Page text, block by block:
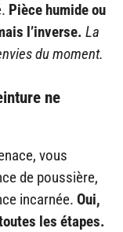
Pièce humide ou
l’inverse. La
du moment.
ne
vous
de poussière,
incarnée. Oui,
les étapes.